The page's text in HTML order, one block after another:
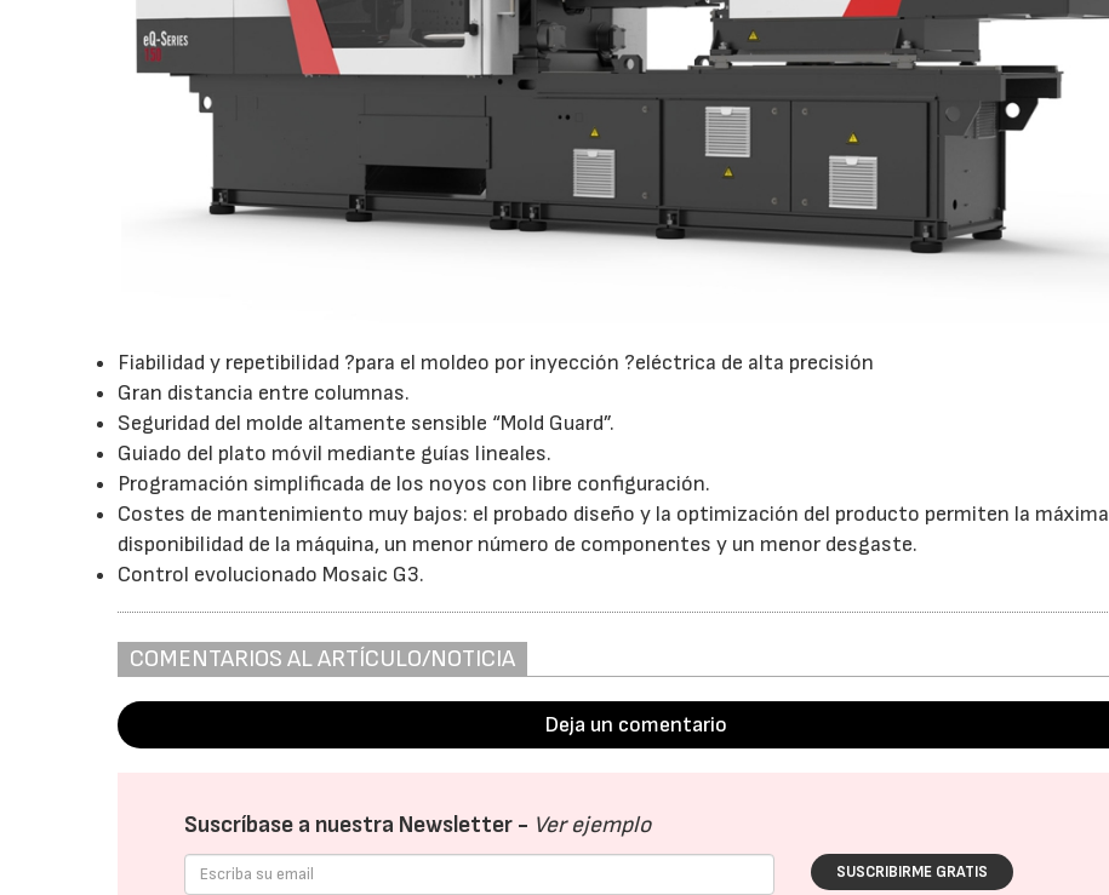
Fiabilidad y repetibilidad ?para el moldeo por inyección ?eléctrica de alta precisión
Gran distancia entre columnas.
Seguridad del molde altamente sensible “Mold Guard”.
Guiado del plato móvil mediante guías lineales.
Programación simplificada de los noyos con libre configuración.
Costes de mantenimiento muy bajos: el probado diseño y la optimización del producto permiten la máxima
disponibilidad de la máquina, un menor número de componentes y un menor desgaste.
Control evolucionado Mosaic G3.
COMENTARIOS AL ARTÍCULO/NOTICIA
Deja un comentario
Suscríbase a nuestra Newsletter - Ver ejemplo
SUSCRIBIRME GRATIS